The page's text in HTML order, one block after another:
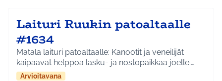
Laituri Ruukin patoaltaalle
#1634
Matala laituri patoaltaalle: Kanootit ja veneilijät
kaipaavat helppoa lasku- ja nostopaikkaa joelle.…
Arvioitavana